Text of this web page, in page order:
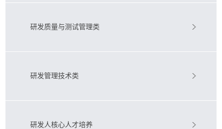
研发质量与测试管理类
研发管理技术类
研发人核心人才培养